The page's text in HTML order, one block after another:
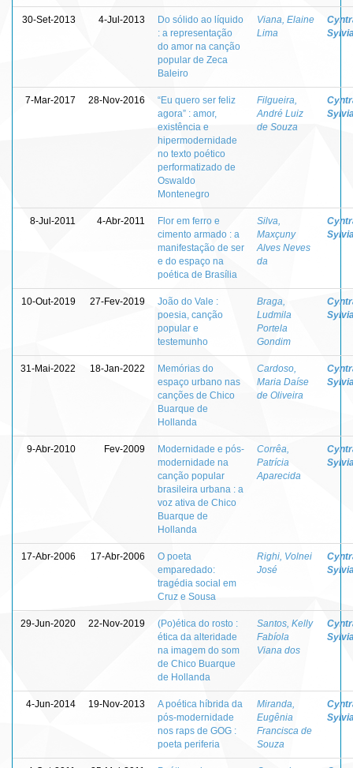
30-Set-2013 4-Jul-2013
Do sólido ao líquido
: a representação
do amor na canção
popular de Zeca
Baleiro
Viana, Elaine
Lima
7-Mar-2017 28-Nov-2016
“Eu quero ser feliz
agora” : amor,
existência e
hipermodernidade
no texto poético
performatizado de
Oswaldo
Montenegro
Filgueira,
André Luiz
de Souza
8-Jul-2011 4-Abr-2011
Flor em ferro e
cimento armado : a
manifestação de ser
e do espaço na
poética de Brasília
Silva,
Maxçuny
Alves Neves
da
10-Out-2019 27-Fev-2019
João do Vale :
poesia, canção
popular e
testemunho
Braga,
Ludmila
Portela
Gondim
31-Mai-2022 18-Jan-2022
Memórias do
espaço urbano nas
canções de Chico
Buarque de
Hollanda
Cardoso,
Maria Daíse
de Oliveira
9-Abr-2010 Fev-2009
Modernidade e pós-
modernidade na
canção popular
brasileira urbana : a
voz ativa de Chico
Buarque de
Hollanda
Corrêa,
Patrícia
Aparecida
17-Abr-2006 17-Abr-2006
O poeta
emparedado:
tragédia social em
Cruz e Sousa
Righi, Volnei
José
29-Jun-2020 22-Nov-2019
(Po)ética do rosto :
ética da alteridade
na imagem do som
de Chico Buarque
de Hollanda
Santos, Kelly
Fabíola
Viana dos
4-Jun-2014 19-Nov-2013
A poética híbrida da
pós-modernidade
nos raps de GOG :
poeta periferia
Miranda,
Eugênia
Francisca de
Souza